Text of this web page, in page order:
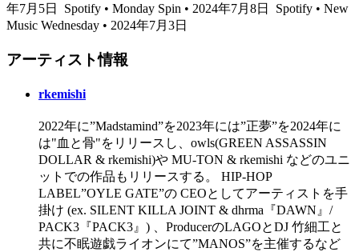
年7月5日
Spotify • Monday Spin • 2024年7月8日
Spotify • New
Music Wednesday • 2024年7月3日
アーティスト情報
rkemishi
2022年に”Madstamind”を2023年には”正夢”を2024年に
は"血と骨"をリリースし、owls(GREEN ASSASSIN
DOLLAR & rkemishi)や MU-TON & rkemishi などのユニ
ットでの作品もリリースする。 HIP-HOP
LABEL”OYLE GATE”の CEOとしてアーティストを手
掛け (ex. SILENT KILLA JOINT & dhrma『DAWN』/
PACK3『PACK3』) 、ProducerのLAGOとDJ 竹細工と
共に不眠遊戯ライオンにて”MANOS”を主催するなど